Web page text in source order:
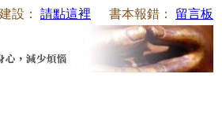
設： 請點這裡 書本報錯： 留言板